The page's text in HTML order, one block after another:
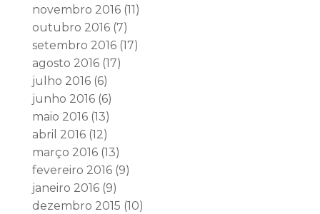
novembro 2016(11)
outubro 2016(7)
setembro 2016(17)
agosto 2016(17)
julho 2016(6)
junho 2016(6)
maio 2016(13)
abril 2016(12)
março 2016(13)
fevereiro 2016(9)
janeiro 2016(9)
dezembro 2015 (10)